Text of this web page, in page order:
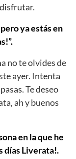
ya estás en
no te olvides de
ayer. Intenta
Te deseo
ah y buenos
en la que he
días Liverata!.